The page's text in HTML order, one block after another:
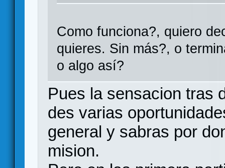
Como funciona?, quiero
quieres. Sin más?, o
o algo así?
Pues la sensacion tras
des varias
general y sabras por
mision.